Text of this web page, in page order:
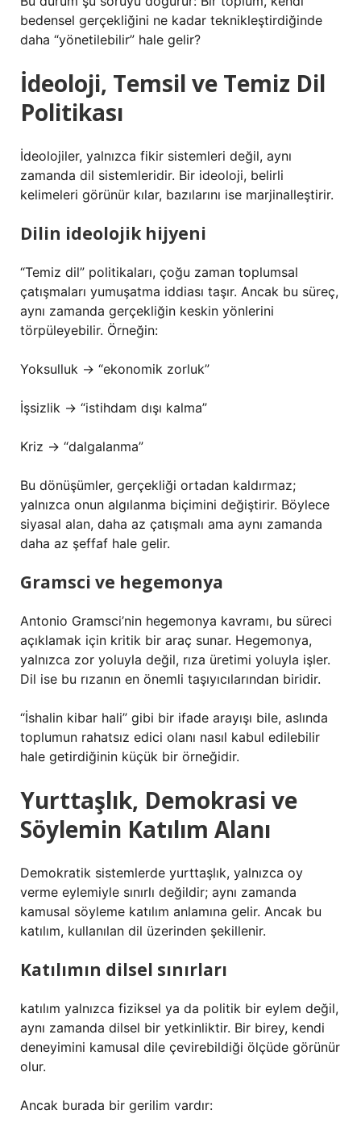
bedensel gerçekliğini ne kadar teknikleştirdiğinde
daha “yönetilebilir” hale gelir?
İdeoloji, Temsil ve Temiz Dil
Politikası
İdeolojiler, yalnızca fikir sistemleri değil, aynı
zamanda dil sistemleridir. Bir ideoloji, belirli
kelimeleri görünür kılar, bazılarını ise marjinalleştirir.
Dilin ideolojik hijyeni
“Temiz dil” politikaları, çoğu zaman toplumsal
çatışmaları yumuşatma iddiası taşır. Ancak bu süreç,
aynı zamanda gerçekliğin keskin yönlerini
törpüleyebilir. Örneğin:
Yoksulluk → “ekonomik zorluk”
İşsizlik → “istihdam dışı kalma”
Kriz → “dalgalanma”
Bu dönüşümler, gerçekliği ortadan kaldırmaz;
yalnızca onun algılanma biçimini değiştirir. Böylece
siyasal alan, daha az çatışmalı ama aynı zamanda
daha az şeffaf hale gelir.
Gramsci ve hegemonya
Antonio Gramsci’nin hegemonya kavramı, bu süreci
açıklamak için kritik bir araç sunar. Hegemonya,
yalnızca zor yoluyla değil, rıza üretimi yoluyla işler.
Dil ise bu rızanın en önemli taşıyıcılarından biridir.
“İshalin kibar hali” gibi bir ifade arayışı bile, aslında
toplumun rahatsız edici olanı nasıl kabul edilebilir
hale getirdiğinin küçük bir örneğidir.
Yurttaşlık, Demokrasi ve
Söylemin Katılım Alanı
Demokratik sistemlerde yurttaşlık, yalnızca oy
verme eylemiyle sınırlı değildir; aynı zamanda
kamusal söyleme katılım anlamına gelir. Ancak bu
katılım, kullanılan dil üzerinden şekillenir.
Katılımın dilsel sınırları
katılım yalnızca fiziksel ya da politik bir eylem değil,
aynı zamanda dilsel bir yetkinliktir. Bir birey, kendi
deneyimini kamusal dile çevirebildiği ölçüde görünür
olur.
Ancak burada bir gerilim vardır: